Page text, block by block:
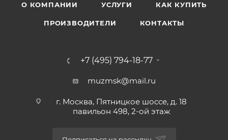
О КОМПАНИИ УСЛУГИ КАК КУПИТЬ
ПРОИЗВОДИТЕЛИ КОНТАКТЫ
+7 (495) 794-18-77
muzmsk@mail.ru
г. Москва, Пятницкое шоссе, д. 18
павильон 498, 2-ой этаж